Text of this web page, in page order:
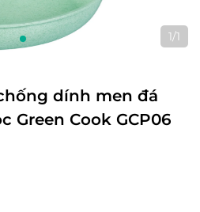
1/1
dính men đá
Green Cook GCP06